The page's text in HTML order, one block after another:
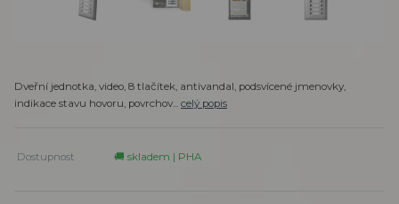
Dveřní jednotka, video, 8 tlačítek, antivandal, podsvícené jmenovky,
indikace stavu hovoru, povrchov... celý popis
Dostupnost 🚚 skladem | PHA